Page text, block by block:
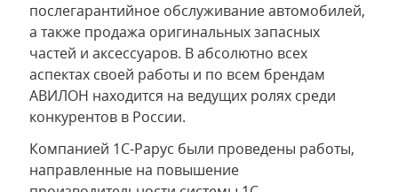
послегарантийное обслуживание автомобилей,
а также продажа оригинальных запасных
частей и аксессуаров. В абсолютно всех
аспектах своей работы и по всем брендам
АВИЛОН находится на ведущих ролях среди
конкурентов в России.
Компанией 1C-Рарус были проведены работы,
направленные на повышение